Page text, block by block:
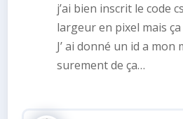
j’ai bien inscrit le code
largeur en pixel mais
J’ ai donné un id a mon
surement de ça…